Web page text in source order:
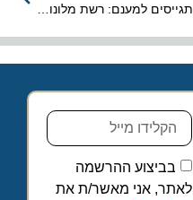
מתגייסים למענם: רשת מלונות פתאל ועמותת 'נצח יהודה' ביוזמה מרגשת
בביצוע ההרשמה
לאתר, אני מאשר/ת את